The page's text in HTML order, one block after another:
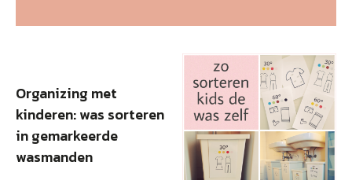
Organizing met
kinderen: was sorteren
in gemarkeerde
wasmanden